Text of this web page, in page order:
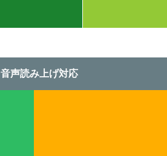
音声読み上げ対応